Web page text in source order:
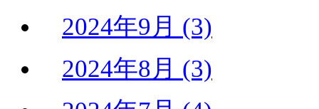
2024年9月 (3)
2024年8月 (3)